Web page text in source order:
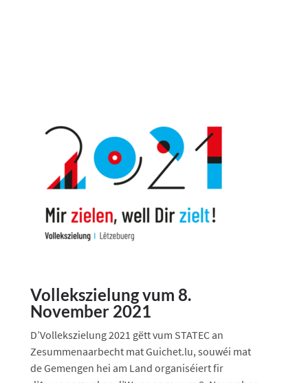
Vollekszielung vum 8.
November 2021
D’Vollekszielung 2021 gëtt vum STATEC an
Zesummenaarbecht mat Guichet.lu, souwéi mat
de Gemengen hei am Land organiséiert fir